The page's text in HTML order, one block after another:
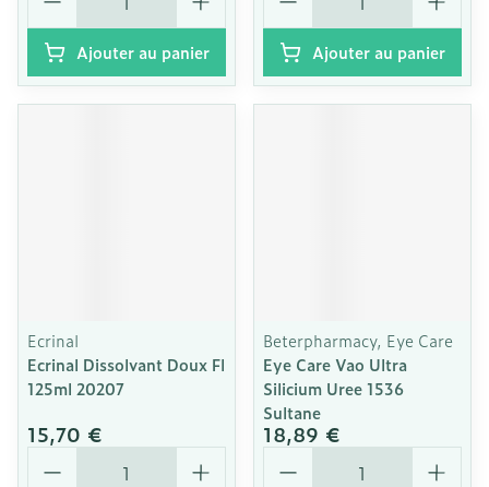
Ajouter au panier Ajouter au panier
Ecrinal
Ecrinal Dissolvant Doux Fl
125ml 20207
15,70 €
Quantité
Beterpharmacy, Eye Care
Eye Care Vao Ultra
Silicium Uree 1536
Sultane
18,89 €
Quantité